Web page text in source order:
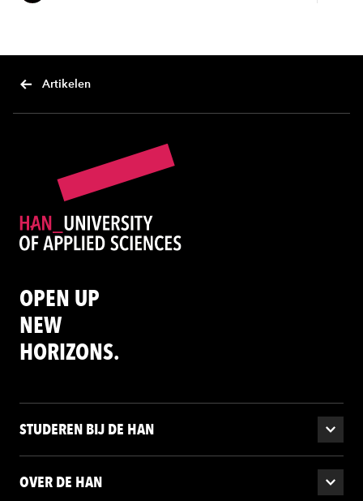
Artikelen
OPEN UP
NEW
HORIZONS.
STUDEREN BIJ DE HAN
OVER DE HAN